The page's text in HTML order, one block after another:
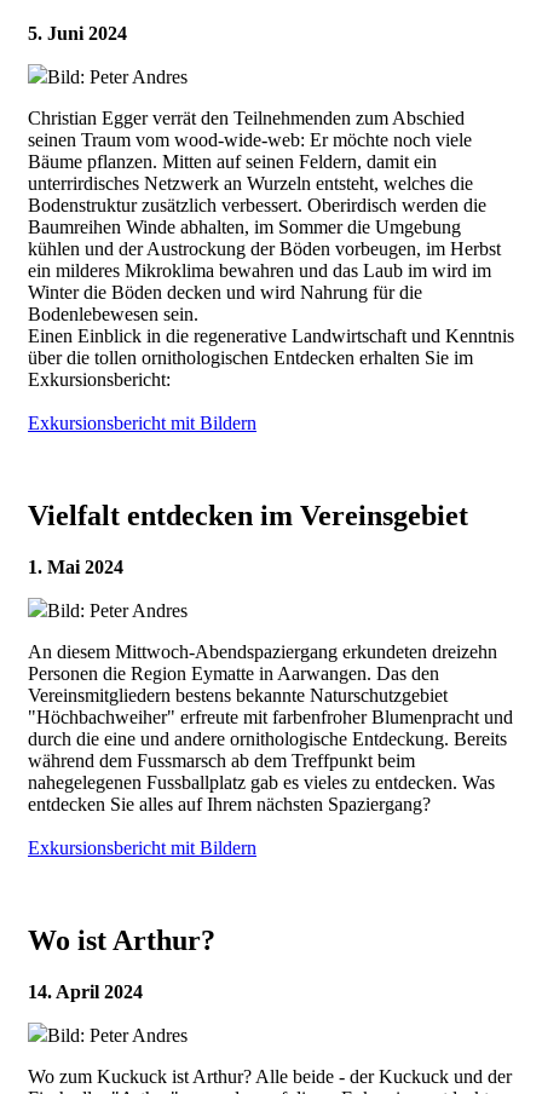
5. Juni 2024
Bild: Peter Andres
Christian Egger verrät den Teilnehmenden zum Abschied
seinen Traum vom wood-wide-web: Er möchte noch viele
Bäume pflanzen. Mitten auf seinen Feldern, damit ein
unterrirdisches Netzwerk an Wurzeln entsteht, welches die
Bodenstruktur zusätzlich verbessert. Oberirdisch werden die
Baumreihen Winde abhalten, im Sommer die Umgebung
kühlen und der Austrockung der Böden vorbeugen, im Herbst
ein milderes Mikroklima bewahren und das Laub im wird im
Winter die Böden decken und wird Nahrung für die
Bodenlebewesen sein.
Einen Einblick in die regenerative Landwirtschaft und Kenntnis
über die tollen ornithologischen Entdecken erhalten Sie im
Exkursionsbericht:
Exkursionsbericht mit Bildern
Vielfalt entdecken im Vereinsgebiet
1. Mai 2024
Bild: Peter Andres
An diesem Mittwoch-Abendspaziergang erkundeten dreizehn
Personen die Region Eymatte in Aarwangen. Das den
Vereinsmitgliedern bestens bekannte Naturschutzgebiet
"Höchbachweiher" erfreute mit farbenfroher Blumenpracht und
durch die eine und andere ornithologische Entdeckung. Bereits
während dem Fussmarsch ab dem Treffpunkt beim
nahegelegenen Fussballplatz gab es vieles zu entdecken. Was
entdecken Sie alles auf Ihrem nächsten Spaziergang?
Exkursionsbericht mit Bildern
Wo ist Arthur?
14. April 2024
Bild: Peter Andres
Wo zum Kuckuck ist Arthur? Alle beide - der Kuckuck und der